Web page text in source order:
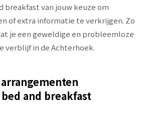
breakfast van jouw keuze om
of extra informatie te verkrijgen. Zo
je een geweldige en probleemloze
verblijf in de Achterhoek.
and breakfast